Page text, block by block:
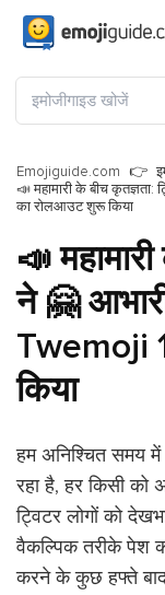
Emojiguide.com
📣 महामारी के बीच
का रोलआउट शुरू किया
📣
ने 🤗
Twemoji
किया
हम अनिश्चित समय
रहा है, हर किसी
ट्विटर लोगों को
वैकल्पिक तरीके
करने के कुछ हफ्ते